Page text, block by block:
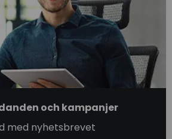
och kampanjer
med nyhetsbrevet